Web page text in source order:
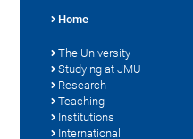
Home
The University
Studying at JMU
Research
Teaching
Institutions
International